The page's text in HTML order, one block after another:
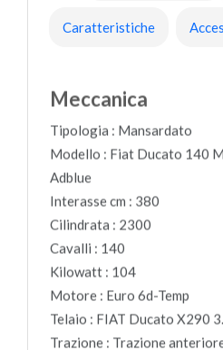
Caratteristiche
Meccanica
Tipologia : Mansardato
Modello : Fiat Ducato 140
Adblue
Interasse cm : 380
Cilindrata : 2300
Cavalli : 140
Kilowatt : 104
Motore : Euro 6d-Temp
Telaio : FIAT Ducato X290
Trazione : Trazione